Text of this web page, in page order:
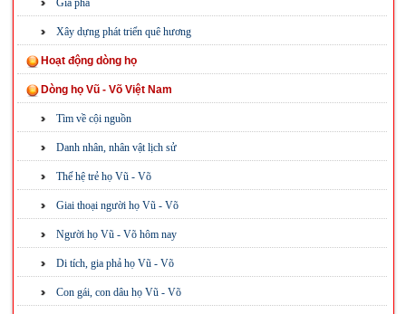
Gia phả
Xây dựng phát triển quê hương
Hoạt động dòng họ
Dòng họ Vũ - Võ Việt Nam
Tìm về cội nguồn
Danh nhân, nhân vật lịch sử
Thế hệ trẻ họ Vũ - Võ
Giai thoại người họ Vũ - Võ
Người họ Vũ - Võ hôm nay
Di tích, gia phả họ Vũ - Võ
Con gái, con dâu họ Vũ - Võ